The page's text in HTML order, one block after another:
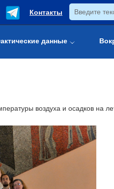
Контакты
данные
воздуха и осадков на